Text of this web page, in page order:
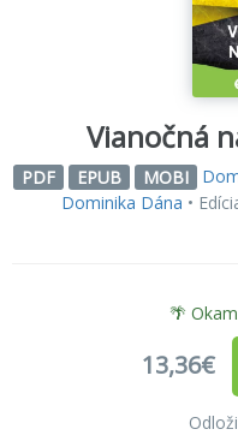
Vianočná
PDF EPUB MOBI
Dominika Dána •
🌴
13,36€